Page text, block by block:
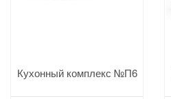
Кухонный комплекс №П6